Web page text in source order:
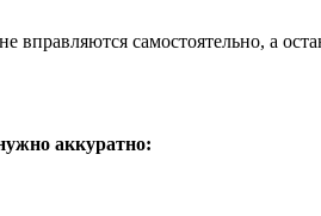
самостоятельно, а
аккуратно: